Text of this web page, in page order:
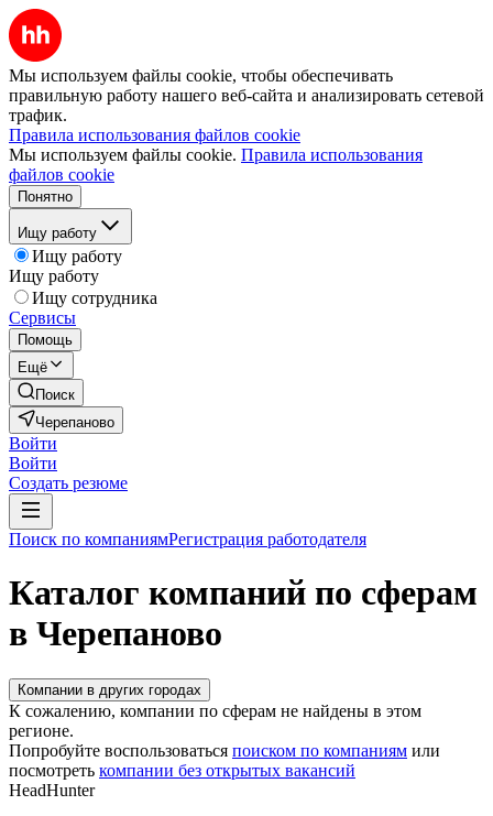
Мы используем файлы cookie, чтобы обеспечивать
правильную работу нашего веб-сайта и анализировать сетевой
трафик.
Правила использования файлов cookie
Мы используем файлы cookie. Правила использования
файлов cookie
Понятно
Ищу работу
Ищу работу
Ищу работу
Ищу сотрудника
Сервисы
Помощь
Ещё
Поиск
Черепаново
Войти
Войти
Создать резюме
Поиск по компаниямРегистрация работодателя
Каталог компаний по сферам
в Черепаново
Компании в других городах
К сожалению, компании по сферам не найдены в этом
регионе.
Попробуйте воспользоваться поиском по компаниям или
посмотреть компании без открытых вакансий
HeadHunter